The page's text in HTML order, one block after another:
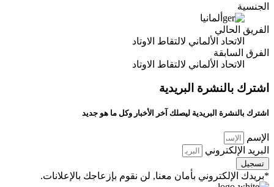
الجنسية
ألمانيا
الفريق الحالي
الاتحاد الألماني لالتقاط الاوتاد
الفرق السابقة
الاتحاد الألماني لالتقاط الاوتاد
اشترك بالنشرة البريدية
اشترك بالنشرة البريدية ليصلك آخر الأخبار وكل ما هو جديد
الإسم
البريد الإلكتروني
تسجيل
*بريدك الإلكتروني بأمان معنا, لن نقوم بإزعاجك بالإعلانات.